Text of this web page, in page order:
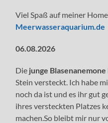
Viel Spaß auf meiner
Meerwasseraquarium.de
06.08.2026
Die junge Blasenanemone
Stein versteckt. Ich habe
noch da ist und es ihr gut
ihres versteckten Platzes
machen.So bleibt mir nur